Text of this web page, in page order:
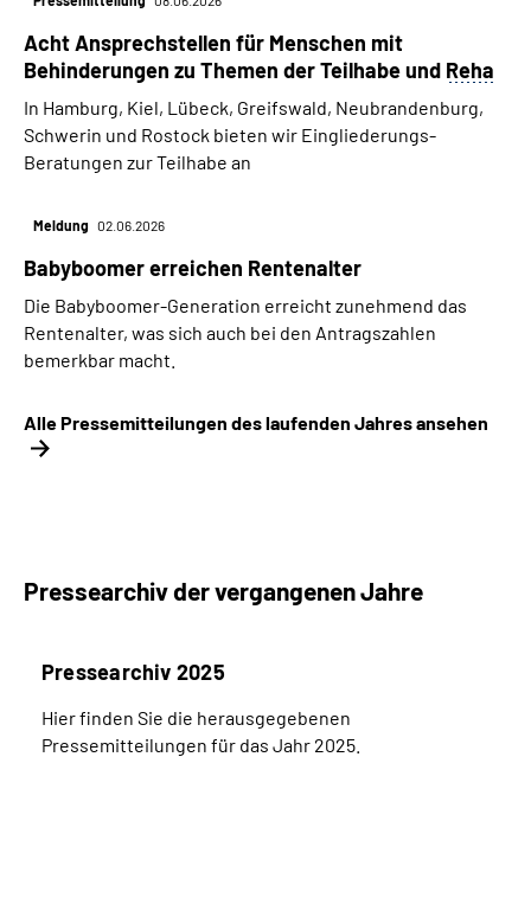
Acht Ansprechstellen für Menschen mit
Behinderungen zu Themen der Teilhabe und Reha
In Hamburg, Kiel, Lübeck, Greifswald, Neubrandenburg,
Schwerin und Rostock bieten wir Eingliederungs-
Beratungen zur Teilhabe an
Meldung 02.06.2026
Babyboomer erreichen Rentenalter
Die Babyboomer-Generation erreicht zunehmend das
Rentenalter, was sich auch bei den Antragszahlen
bemerkbar macht.
Alle Pressemitteilungen des laufenden Jahres ansehen
Pressearchiv der vergangenen Jahre
Pressearchiv 2025
Hier finden Sie die herausgegebenen
Pressemitteilungen für das Jahr 2025.